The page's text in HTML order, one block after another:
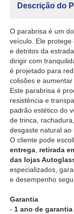
Descrição do
O parabrisa é um
veículo. Ele protege
e detritos da
dirigir com
é projetado para
colisões e
Este parabrisa é
resistência e
padrão estético do
de trinca,
desgaste natural ao
O cliente pode
entrega retirada
das lojas
especializados,
e desempenho
Garantia
- 1 ano de garantia